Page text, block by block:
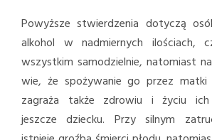
Powyższe stwierdzenia dotyczą
alkohol w nadmiernych ilościach,
wszystkim samodzielnie, natomiast
wie, że spożywanie go przez
zagraża także zdrowiu i życiu ich
jeszcze dziecku. Przy silnym